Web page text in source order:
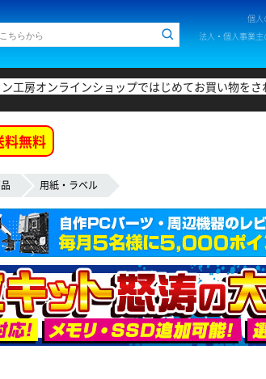
個人
法人・個人事業主
工房オンラインショップではじめてお買い物をさ
料無料
用紙・ラベル